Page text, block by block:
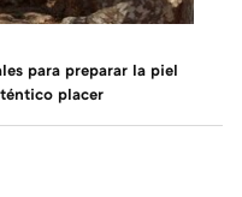
para preparar la piel
placer